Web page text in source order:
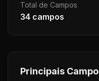
Total de Campos
34 campos
Principais